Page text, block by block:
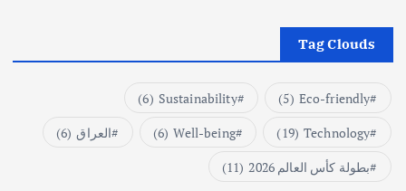
Tag Clouds
Eco-friendly
(5)
Sustainability
(6)
Technology
(19)
Well-being
(6) العراق (6)
بطولة كأس العالم 2026
(11)